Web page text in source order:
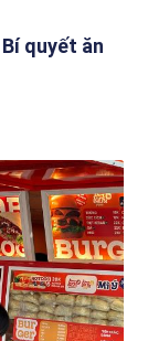
quyết ăn